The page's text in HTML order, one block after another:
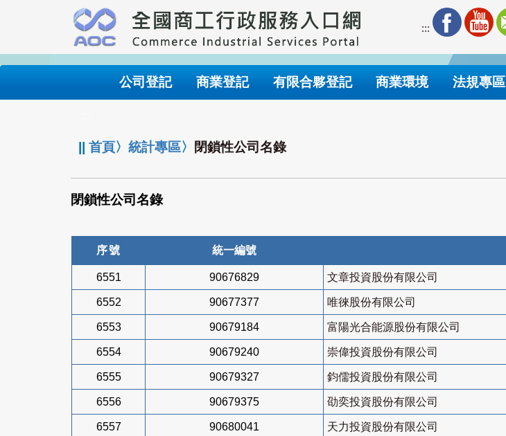
要
內
:::
公司登記 商業登記 有限合夥登記 商業環境 法規專區
||首頁〉統計專區〉 閉鎖性公司名錄
閉鎖性公司名錄
序號 統一編號
6551 90676829 文章投資股份有限公司
6552 90677377 唯徠股份有限公司
6553 90679184 富陽光合能源股份有限公司
6554 90679240 崇偉投資股份有限公司
6555 90679327 鈞儒投資股份有限公司
6556 90679375 劭奕投資股份有限公司
6557 90680041 天力投資股份有限公司